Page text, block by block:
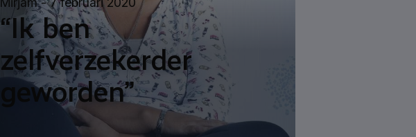
“Ik ben
zelfverzekerder
geworden”